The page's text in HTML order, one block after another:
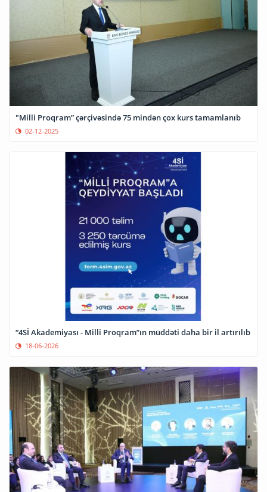
"Milli Proqram” çərçivəsində 75 mindən çox kurs tamamlanıb
02-12-2025
“4Sİ Akademiyası - Milli Proqram”ın müddəti daha bir il artırılıb
18-06-2026